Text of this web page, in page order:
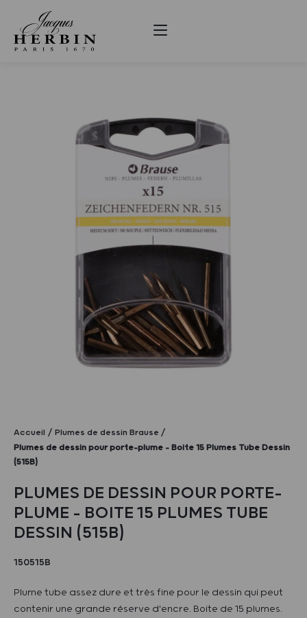
Accueil
Plumes de dessin Brause
Plumes de dessin pour porte-plume – Boite 15 Plumes Tube Dessin
(515B)
PLUMES DE DESSIN POUR PORTE-
PLUME – BOITE 15 PLUMES TUBE
DESSIN (515B)
150515B
Plume tube assez dure et très fine pour le dessin qui peut
contenir une grande réserve d'encre. Boite de 15 plumes.